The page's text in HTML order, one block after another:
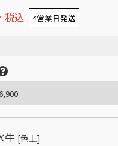
税込 4営業日発送
牛 [色上]